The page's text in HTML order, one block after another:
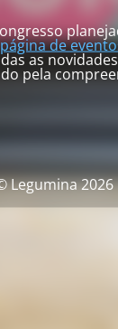
página de
as
pela
Legumina 2026